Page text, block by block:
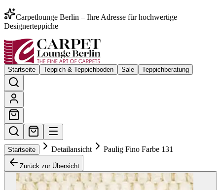
Carpetlounge Berlin – Ihre Adresse für hochwertige
Designerteppiche
Startseite Teppich & Teppichboden Sale Teppichberatung
Startseite Detailansicht Paulig Fino Farbe 131
Zurück zur Übersicht